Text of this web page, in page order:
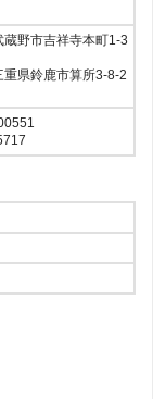
蔵野市吉祥寺本町1-3
重県鈴鹿市算所3-8-2